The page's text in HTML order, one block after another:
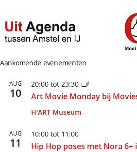
Aankomende evenementen
AUG
10
20:00 tot 23:30
Art Movie Monday bij Movies
H'ART Museum
AUG
11
10:00 tot 11:00
Hip Hop poses met Nora 6+